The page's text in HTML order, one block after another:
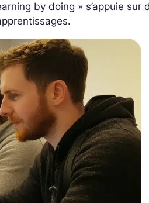
by doing » s’appuie sur